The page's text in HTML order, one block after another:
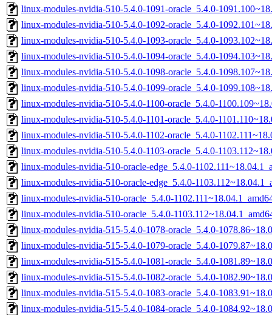
linux-modules-nvidia-510-5.4.0-1091-oracle_5.4.0-
linux-modules-nvidia-510-5.4.0-1092-oracle_5.4.0-
linux-modules-nvidia-510-5.4.0-1093-oracle_5.4.0-
linux-modules-nvidia-510-5.4.0-1094-oracle_5.4.0-
linux-modules-nvidia-510-5.4.0-1098-oracle_5.4.0-
linux-modules-nvidia-510-5.4.0-1099-oracle_5.4.0-
linux-modules-nvidia-510-5.4.0-1100-oracle_5.4.0-
linux-modules-nvidia-510-5.4.0-1101-oracle_5.4.0-
linux-modules-nvidia-510-5.4.0-1102-oracle_5.4.0-
linux-modules-nvidia-510-5.4.0-1103-oracle_5.4.0-
linux-modules-nvidia-510-oracle-edge_5.4.0-
linux-modules-nvidia-510-oracle-edge_5.4.0-
linux-modules-nvidia-510-oracle_5.4.0-
linux-modules-nvidia-510-oracle_5.4.0-
linux-modules-nvidia-515-5.4.0-1078-oracle_5.4.0-
linux-modules-nvidia-515-5.4.0-1079-oracle_5.4.0-
linux-modules-nvidia-515-5.4.0-1081-oracle_5.4.0-
linux-modules-nvidia-515-5.4.0-1082-oracle_5.4.0-
linux-modules-nvidia-515-5.4.0-1083-oracle_5.4.0-
linux-modules-nvidia-515-5.4.0-1084-oracle_5.4.0-